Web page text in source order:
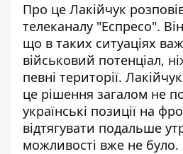
Про це Лакійчук
телеканалу "Еспресо".
що в таких ситуаціях
військовий потенціал,
певні території.
це рішення загалом не
українські позиції на
відтягувати подальше
можливості вже не було.